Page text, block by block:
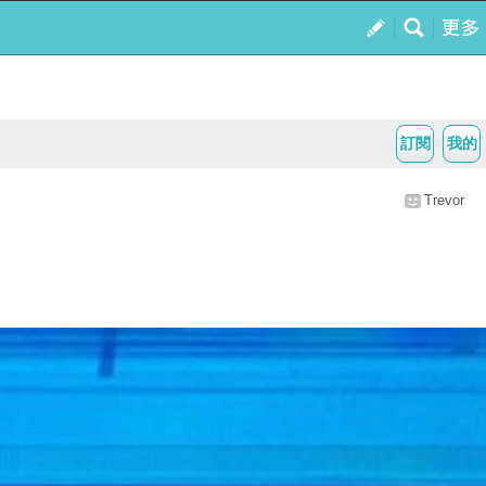
我的
訂閱
Trevor